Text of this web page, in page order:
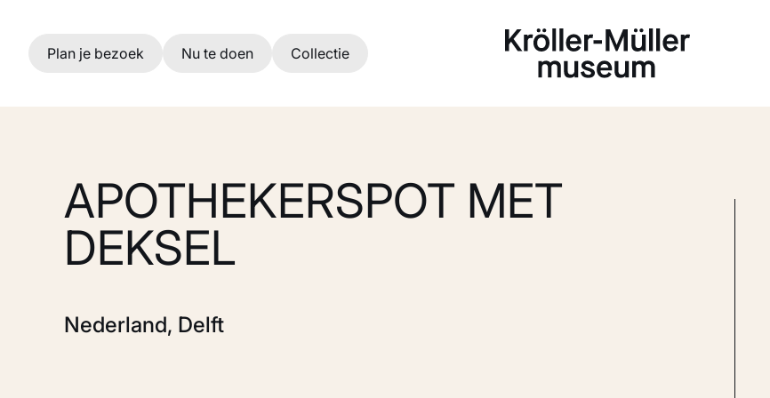
Ga naar hoofdinhoud
Plan je bezoek Nu te doen Collectie
APOTHEKERSPOT MET
DEKSEL
Nederland, Delft